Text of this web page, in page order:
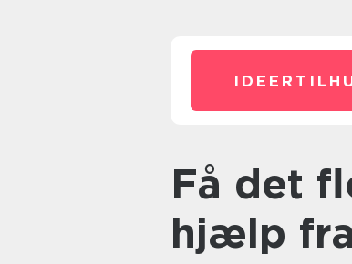
Få det flotteste resultat med
hjælp